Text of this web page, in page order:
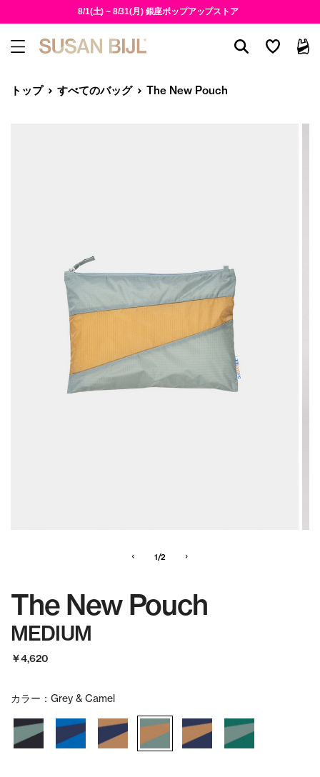
8/1(土) ~ 8/31(月) 銀座ポップアップストア
トップ すべてのバッグ The New Pouch
‹ ›
1/2
The New Pouch
MEDIUM
￥4,620
カラー： Grey & Camel